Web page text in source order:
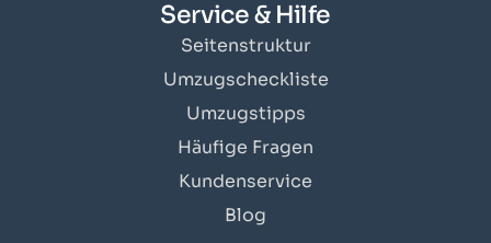
Service & Hilfe
Seitenstruktur
Umzugscheckliste
Umzugstipps
Häufige Fragen
Kundenservice
Blog